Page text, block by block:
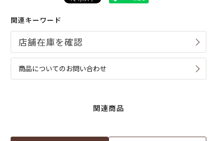
関連キーワード
商品についてのお問い合わせ
関連商品